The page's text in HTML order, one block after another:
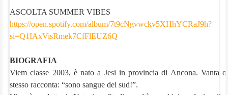
ASCOLTA SUMMER VIBES
https://open.spotify.com/album/7t9cNgvwckv5XHhYCRaJ9h?
si=Q1IAxVisRmek7CfFlEUZ6Q
BIOGRAFIA
Viem classe 2003, è nato a Jesi in provincia di Ancona. Vanta
stesso racconta: “sono sangue del sud!”.